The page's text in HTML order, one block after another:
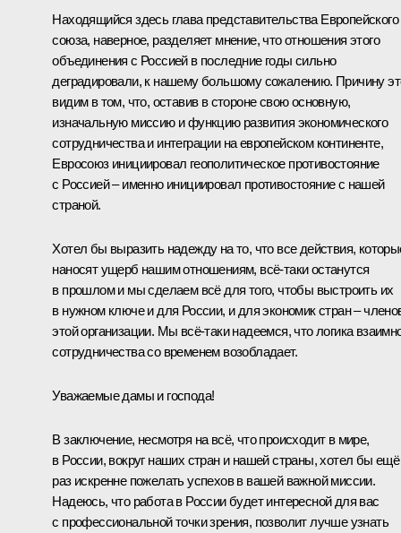
Находящийся здесь глава представительства Европейского
союза, наверное, разделяет мнение, что отношения этого
объединения с Россией в последние годы сильно
деградировали, к нашему большому сожалению. Причину
видим в том, что, оставив в стороне свою основную,
изначальную миссию и функцию развития экономического
сотрудничества и интеграции на европейском континенте,
Евросоюз инициировал геополитическое противостояние
с Россией – именно инициировал противостояние с нашей
страной.
Хотел бы выразить надежду на то, что все действия,
наносят ущерб нашим отношениям, всё-таки останутся
в прошлом и мы сделаем всё для того, чтобы выстроить их
в нужном ключе и для России, и для экономик стран –
этой организации. Мы всё-таки надеемся, что логика
сотрудничества со временем возобладает.
Уважаемые дамы и господа!
В заключение, несмотря на всё, что происходит в мире,
в России, вокруг наших стран и нашей страны, хотел бы ещё
раз искренне пожелать успехов в вашей важной миссии.
Надеюсь, что работа в России будет интересной для вас
с профессиональной точки зрения, позволит лучше узнать